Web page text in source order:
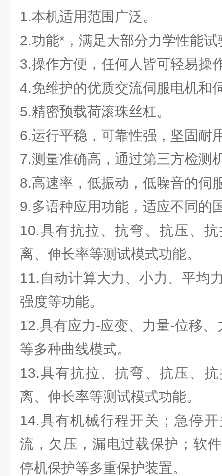
1.本机适用范围广泛。
2.功能*，满足大部分力学性能试
3.操作方便，任何人皆可轻易操
4.免维护的优质交流伺服电机和
5.精密预载荷滚珠丝杠。
6.运行平稳，可靠性强，坚固耐
7.测量准确高，通过第三方检测
8.高速率，低振动，低噪音的伺
9.多语种应用功能，适应不同的
10.具有抗拉、抗弯、抗压、
离、伸长率等测试模式功能。
11.自动计算大力、小力、平均
强度等功能。
12.具有应力-应变、力量-位移
等多种曲线模式。
13.具有抗拉、抗弯、抗压、
离、伸长率等测试模式功能。
14.具有机械行程开关；急停
流，欠压，漏电过载保护；软
停机保护等多重保护装置。